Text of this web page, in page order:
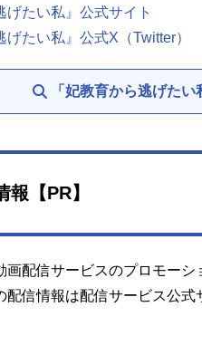
げたい私』公式サイト
げたい私』公式X（Twitter）
「妃教育から逃げた
報【PR】
配信サービスのプロモーシ
信情報は配信サービス公式